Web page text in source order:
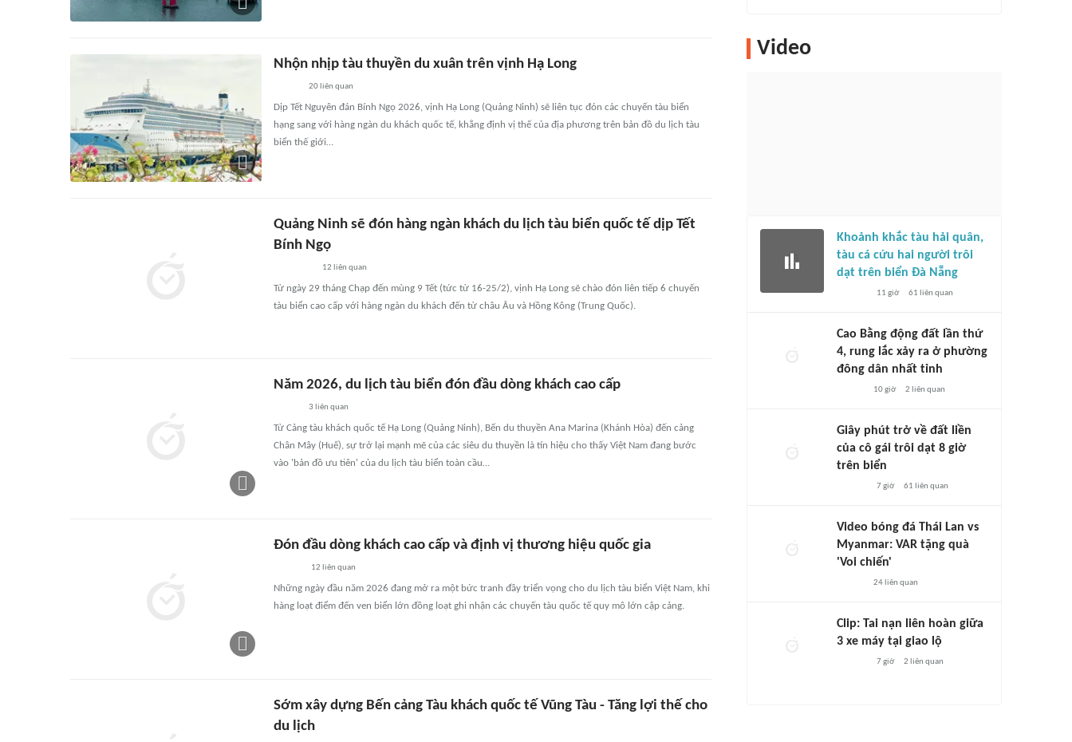
Nhộn nhịp tàu thuyền du xuân trên vịnh Hạ Long
20 liên quan
Dịp Tết Nguyên đán Bính Ngọ 2026, vịnh Hạ Long (Quảng Ninh) sẽ liên tục đón các chuyến tàu biển
hạng sang với hàng ngàn du khách quốc tế, khẳng định vị thế của địa phương trên bản đồ du lịch tàu
biển thế giới…
Quảng Ninh sẽ đón hàng ngàn khách du lịch tàu biển quốc tế dịp Tết
Bính Ngọ
12 liên quan
Từ ngày 29 tháng Chạp đến mùng 9 Tết (tức từ 16-25/2), vịnh Hạ Long sẽ chào đón liên tiếp 6 chuyến
tàu biển cao cấp với hàng ngàn du khách đến từ châu Âu và Hồng Kông (Trung Quốc).
Năm 2026, du lịch tàu biển đón đầu dòng khách cao cấp
3 liên quan
Từ Cảng tàu khách quốc tế Hạ Long (Quảng Ninh), Bến du thuyền Ana Marina (Khánh Hòa) đến cảng
Chân Mây (Huế), sự trở lại mạnh mẽ của các siêu du thuyền là tín hiệu cho thấy Việt Nam đang bước
vào 'bản đồ ưu tiên' của du lịch tàu biển toàn cầu…
Đón đầu dòng khách cao cấp và định vị thương hiệu quốc gia
12 liên quan
Những ngày đầu năm 2026 đang mở ra một bức tranh đầy triển vọng cho du lịch tàu biển Việt Nam, khi
hàng loạt điểm đến ven biển lớn đồng loạt ghi nhận các chuyến tàu quốc tế quy mô lớn cập cảng.
Sớm xây dựng Bến cảng Tàu khách quốc tế Vũng Tàu - Tăng lợi thế cho
du lịch
Video
Khoảnh khắc tàu hải quân,
tàu cá cứu hai người trôi
dạt trên biển Đà Nẵng
11 giờ 61 liên quan
Cao Bằng động đất lần thứ
4, rung lắc xảy ra ở phường
đông dân nhất tỉnh
10 giờ 2 liên quan
Giây phút trở về đất liền
của cô gái trôi dạt 8 giờ
trên biển
7 giờ 61 liên quan
Video bóng đá Thái Lan vs
Myanmar: VAR tặng quà
'Voi chiến'
24liên quan
Clip: Tai nạn liên hoàn giữa
3 xe máy tại giao lộ
7 giờ 2 liên quan